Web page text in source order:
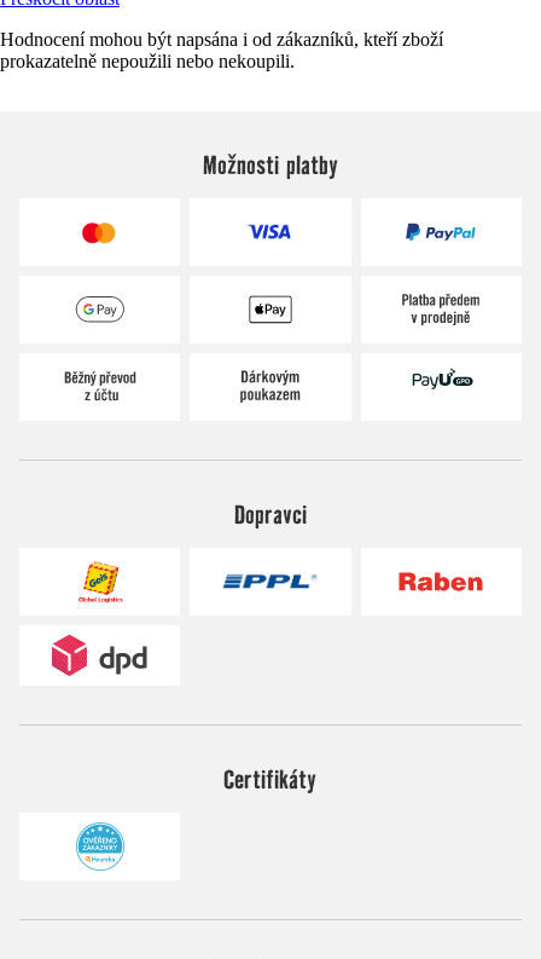
Hodnocení mohou být napsána i od zákazníků, kteří zboží
prokazatelně nepoužili nebo nekoupili.
Možnosti platby
Dopravci
Certifikáty